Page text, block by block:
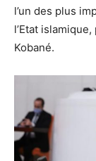
l’un des plus
l’Etat
Kobané.